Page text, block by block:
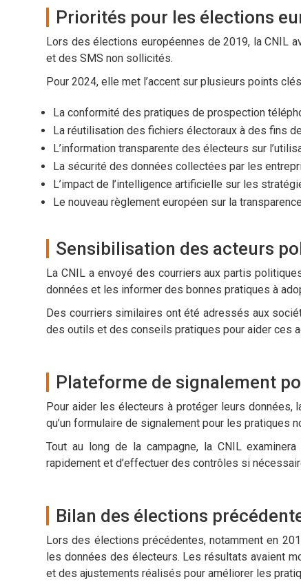
Priorités pour les élections
Lors des élections européennes de 2019, la CNIL
et des SMS non sollicités.
Pour 2024, elle met l’accent sur plusieurs points
La conformité des pratiques de prospection
La réutilisation des fichiers électoraux à des fins
L’information transparente des électeurs sur
La sécurité des données collectées par les
L’impact de l’intelligence artificielle sur les
Le nouveau règlement européen sur la
Sensibilisation des acteurs
La CNIL a envoyé des courriers aux partis
données et les informer des bonnes pratiques à
Des courriers similaires ont été adressés aux
des outils et des conseils pratiques pour aider ces
Plateforme de signalement
Pour aider les électeurs à protéger leurs
qu’un formulaire de signalement pour les pratiques
Tout au long de la campagne, la CNIL
rapidement et d’effectuer des contrôles si
Bilan des élections
Lors des élections précédentes, notamment en
les données des électeurs. Les résultats avaient
et des ajustements réalisés pour améliorer les